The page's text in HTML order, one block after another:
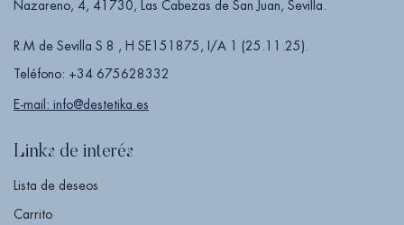
Nazareno, 4, 41730, Las Cabezas de San Juan, Sevilla.
R.M de Sevilla S 8 , H SE151875, I/A 1 (25.11.25).
Teléfono: +34 675628332
E-mail: info@destetika.es
Links de interés
Lista de deseos
Carrito